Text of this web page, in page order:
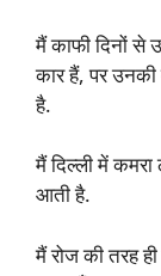
मैं काफी दिनों से
कार हैं, पर उनकी
है.
मैं दिल्ली में
आती है.
मैं रोज की तरह